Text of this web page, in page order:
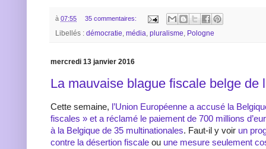
à 07:55 35 commentaires:
Libellés : démocratie, média, pluralisme, Pologne
mercredi 13 janvier 2016
La mauvaise blague fiscale belge de
Cette semaine, l’Union Européenne a accusé la
fiscales » et a réclamé le paiement de 700 millions
à la Belgique de 35 multinationales. Faut-il y voir un
contre la désertion fiscale ou une mesure seulement